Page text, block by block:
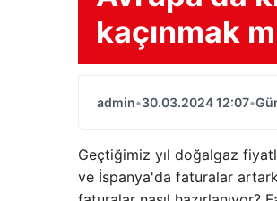
kaçınmak
admin•30.03.2024 12:07•
Geçtiğimiz yıl doğalgaz
ve İspanya'da faturalar